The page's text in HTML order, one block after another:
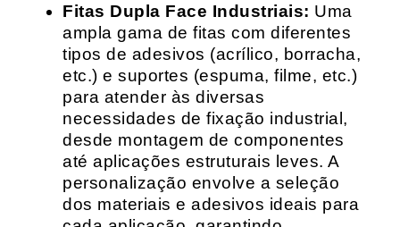
Fitas Dupla Face Industriais: Uma
ampla gama de fitas com diferentes
tipos de adesivos (acrílico, borracha,
etc.) e suportes (espuma, filme, etc.)
para atender às diversas
necessidades de fixação industrial,
desde montagem de componentes
até aplicações estruturais leves. A
personalização envolve a seleção
dos materiais e adesivos ideais para